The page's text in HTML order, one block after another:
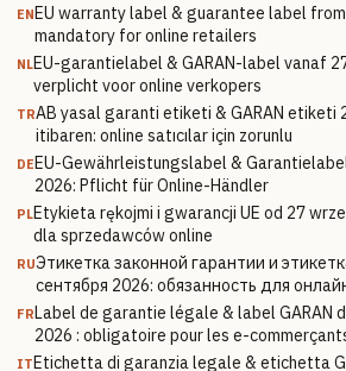
ENEU warranty label & guarantee label
mandatory for online retailers
NLEU-garantielabel & GARAN-label vanaf
verplicht voor online verkopers
TRAB yasal garanti etiketi & GARAN etiketi
itibaren: online satıcılar için zorunlu
DEEU-Gewährleistungslabel &
2026: Pflicht für Online-Händler
PLEtykieta rękojmi i gwarancji UE od 27
dla sprzedawców online
RUЭтикетка законной гарантии и
сентября 2026: обязанность для
FRLabel de garantie légale & label GARAN
2026 : obligatoire pour les e-
ITEtichetta di garanzia legale & etichetta